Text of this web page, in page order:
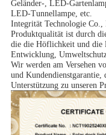
Geländer-, LED-
LED-Tunnellampe, etc.
Integrität Technologie Co.,
Produktqualität ist durch
die die Höflichkeit und die
Entwicklung,
Wir werden am Versehen
und
Unterstützung zu unseren